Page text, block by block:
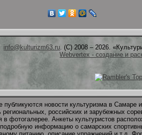
info@kulturizm63.ru . (C) 2008 – 2026.
Webvertex - создание и
публикуются новости культуризма в
региональных, российских и зарубежных
в фотогалерее. Анкеты культуристов
информацию о самарских